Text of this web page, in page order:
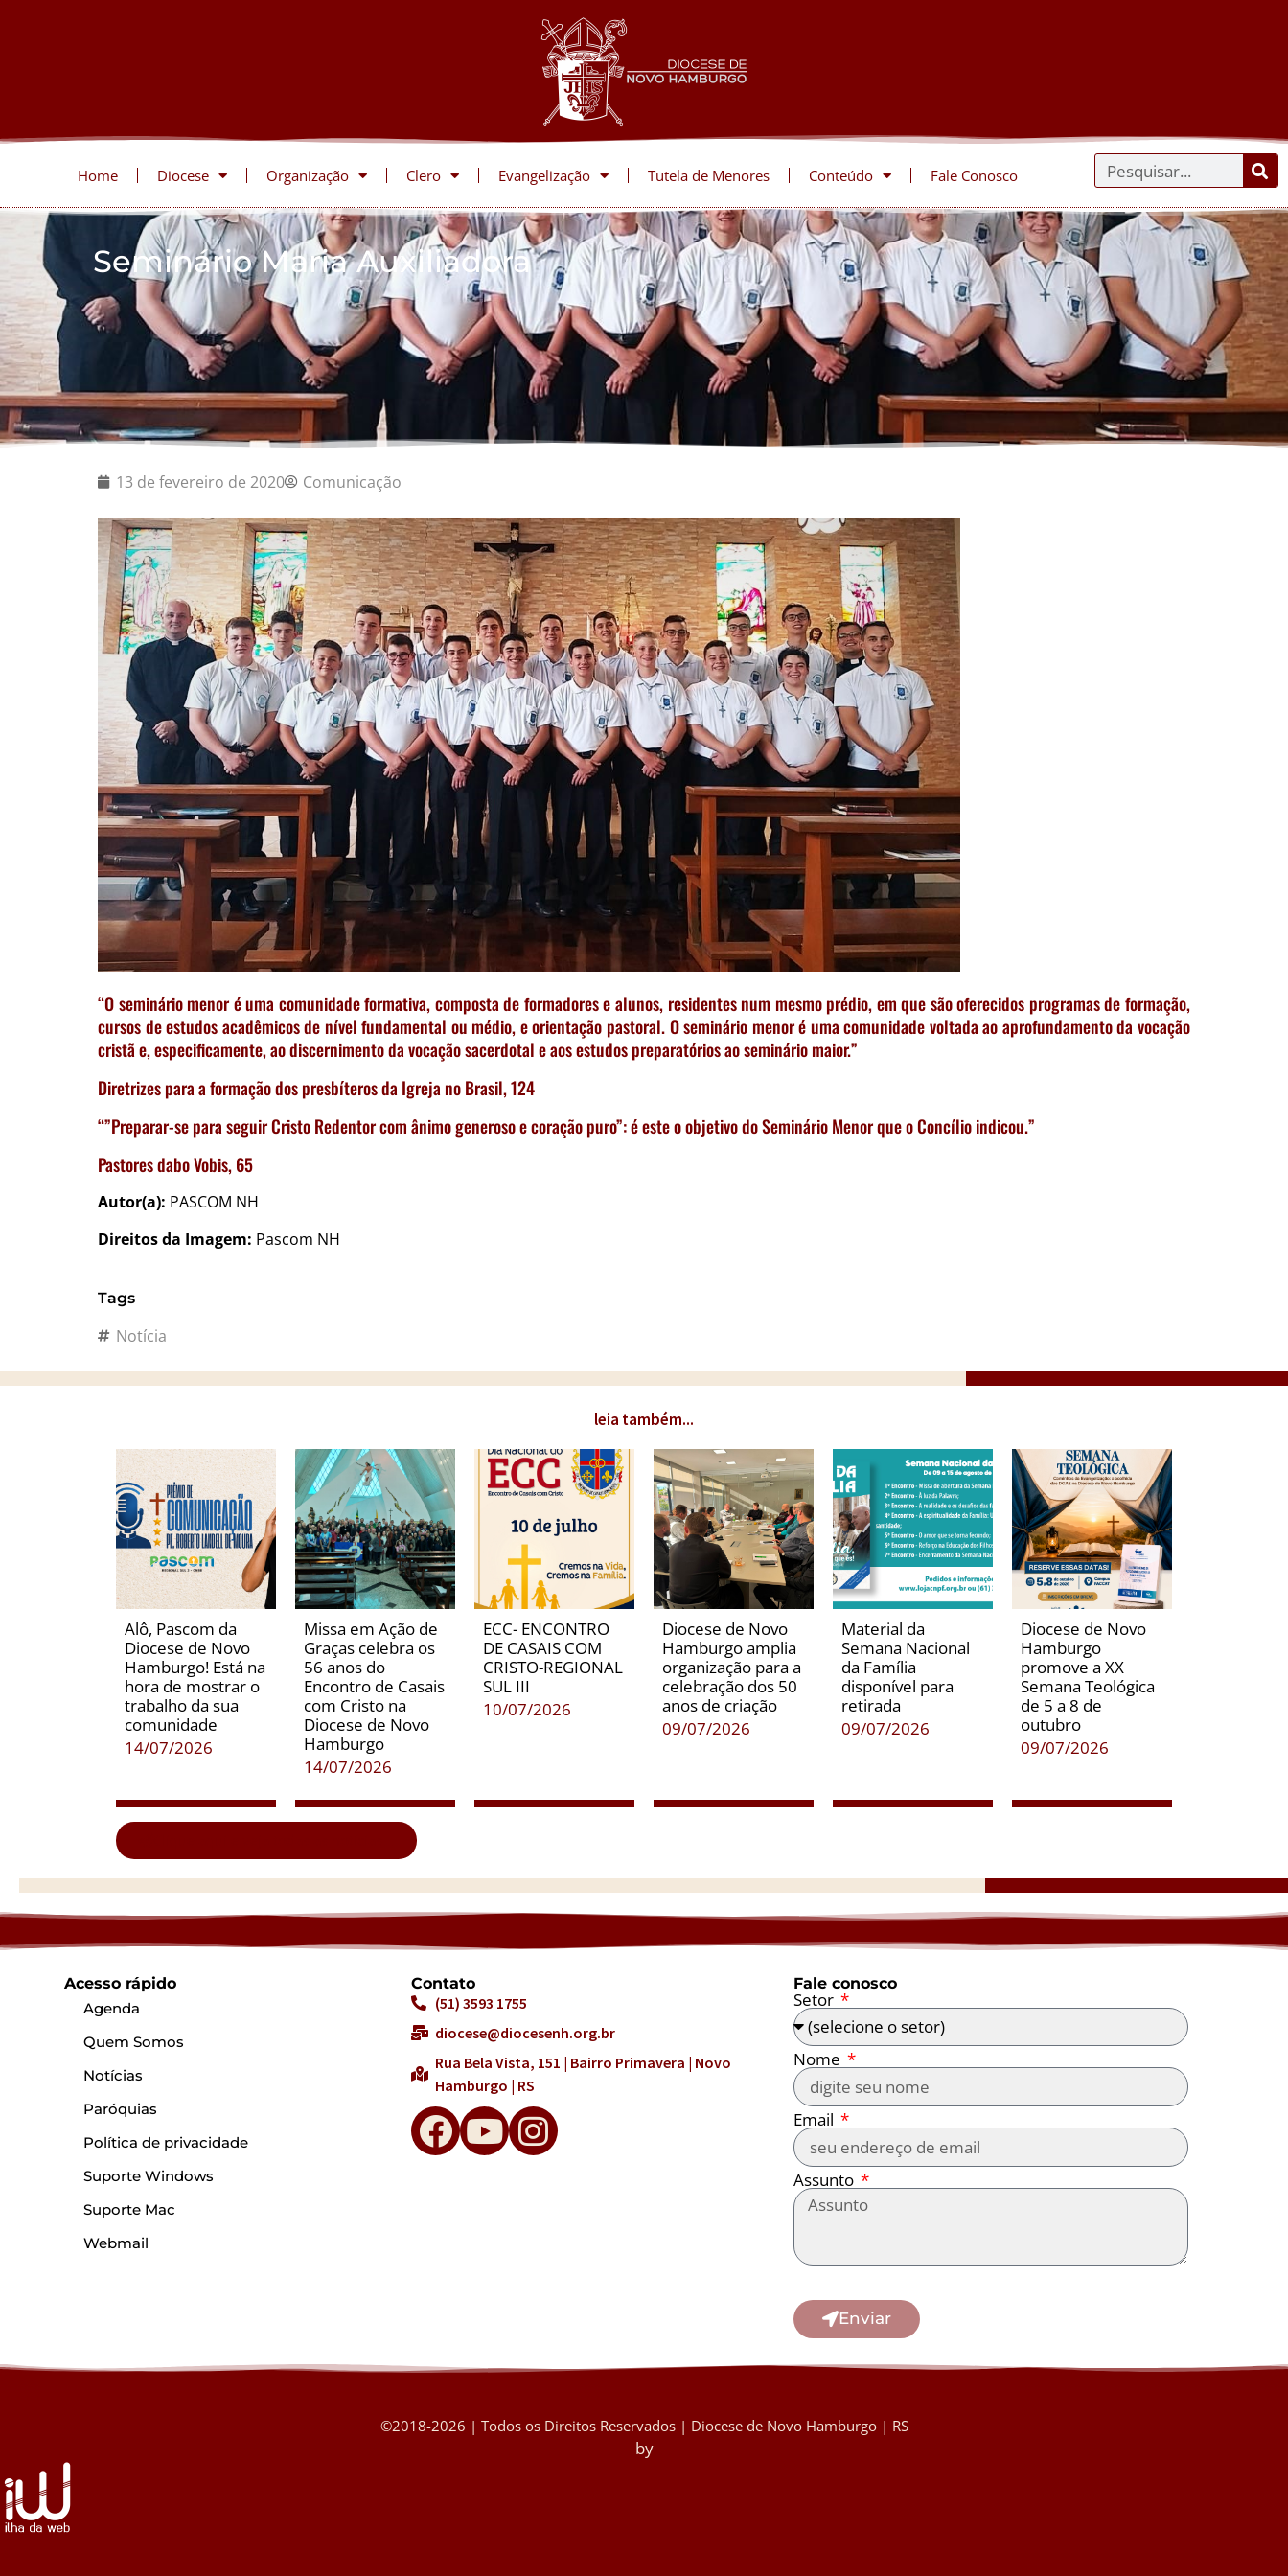
Home Diocese Organização Clero Evangelização Tutela de Menores Conteúdo Fale Conosco
Seminário Maria Auxiliadora
13 de fevereiro de 2020 Comunicação
“O seminário menor é uma comunidade formativa, composta de formadores e alunos, residentes num mesmo prédio, em que são oferecidos programas de formação,
cursos de estudos acadêmicos de nível fundamental ou médio, e orientação pastoral. O seminário menor é uma comunidade voltada ao aprofundamento da vocação
cristã e, especificamente, ao discernimento da vocação sacerdotal e aos estudos preparatórios ao seminário maior.”
Diretrizes para a formação dos presbíteros da Igreja no Brasil, 124
“”Preparar-se para seguir Cristo Redentor com ânimo generoso e coração puro”: é este o objetivo do Seminário Menor que o Concílio indicou.”
Pastores dabo Vobis, 65
Autor(a): PASCOM NH
Direitos da Imagem: Pascom NH
Tags
Notícia
leia também...
Alô, Pascom da
Diocese de Novo
Hamburgo! Está na
hora de mostrar o
trabalho da sua
comunidade
14/07/2026
Missa em Ação de
Graças celebra os
56 anos do
Encontro de Casais
com Cristo na
Diocese de Novo
Hamburgo
14/07/2026
ECC- ENCONTRO
DE CASAIS COM
CRISTO-REGIONAL
SUL III
10/07/2026
Diocese de Novo
Hamburgo amplia
organização para a
celebração dos 50
anos de criação
09/07/2026
Material da
Semana Nacional
da Família
disponível para
retirada
09/07/2026
Diocese de Novo
Hamburgo
promove a XX
Semana Teológica
de 5 a 8 de
outubro
09/07/2026
Acesso rápido
Agenda
Quem Somos
Notícias
Paróquias
Política de privacidade
Suporte Windows
Suporte Mac
Webmail
Contato
(51) 3593 1755
diocese@diocesenh.org.br
Rua Bela Vista, 151 | Bairro Primavera | Novo
Hamburgo | RS
Fale conosco
Setor
Nome
Email
Assunto
Enviar
©2018-2026 | Todos os Direitos Reservados | Diocese de Novo Hamburgo | RS
by